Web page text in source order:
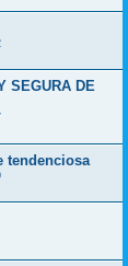
SEGURA DE
tendenciosa